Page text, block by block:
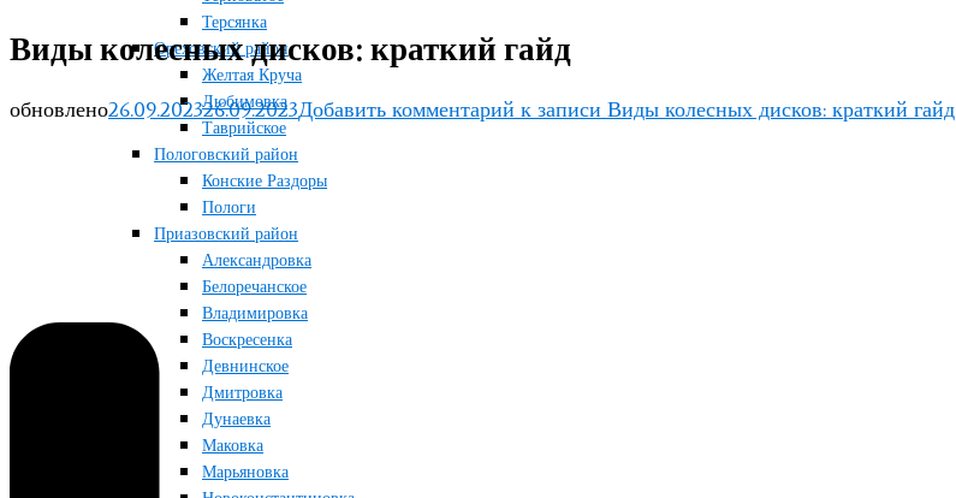
Терсянка
Ореховский район
Желтая Круча
Любимовка
Таврийское
Пологовский район
Конские Раздоры
Пологи
Приазовский район
Александровка
Белоречанское
Владимировка
Воскресенка
Девнинское
Дмитровка
Дунаевка
Маковка
Марьяновка
Виды колесных дисков: краткий гайд
обновлено26.09.202326.09.2023Добавить комментарий к записи Виды колесных дисков: краткий гайд